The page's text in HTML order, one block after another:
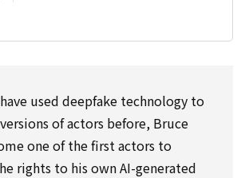
used deepfake technology to
of actors before, Bruce
one of the first actors to
rights to his own AI-generated